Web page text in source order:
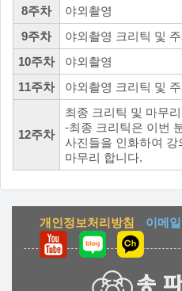
8주차
야외촬영
9주차
야외촬영 크리틱 및
10주차
야외촬영
11주차
야외촬영 크리틱 및
12주차
최종 크리틱 및 마무리
-최종 크리틱은 이번
사진들을 인화하여
마무리 합니다.
개인정보처리방침 이메